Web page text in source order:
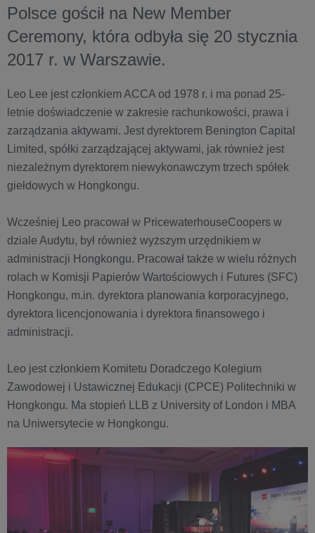
Polsce gościł na New Member
Ceremony, która odbyła się 20 stycznia
2017 r. w Warszawie.
Leo Lee jest członkiem ACCA od 1978 r. i ma ponad 25-
letnie doświadczenie w zakresie rachunkowości, prawa i
zarządzania aktywami. Jest dyrektorem Benington Capital
Limited, spółki zarządzającej aktywami, jak również jest
niezależnym dyrektorem niewykonawczym trzech spółek
giełdowych w Hongkongu.
Wcześniej Leo pracował w PricewaterhouseCoopers w
dziale Audytu, był również wyższym urzędnikiem w
administracji Hongkongu. Pracował także w wielu różnych
rolach w Komisji Papierów Wartościowych i Futures (SFC)
Hongkongu, m.in. dyrektora planowania korporacyjnego,
dyrektora licencjonowania i dyrektora finansowego i
administracji.
Leo jest członkiem Komitetu Doradczego Kolegium
Zawodowej i Ustawicznej Edukacji (CPCE) Politechniki w
Hongkongu. Ma stopień LLB z University of London i MBA
na Uniwersytecie w Hongkongu.